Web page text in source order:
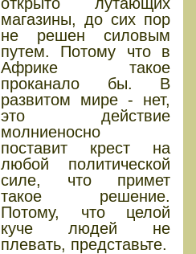
магазины, до сих пор
не решен силовым
путем. Потому что в
Африке такое
проканало бы. В
развитом мире - нет,
это действие
молниеносно
поставит крест на
любой политической
силе, что примет
такое решение.
Потому, что целой
куче людей не
плевать, представьте.